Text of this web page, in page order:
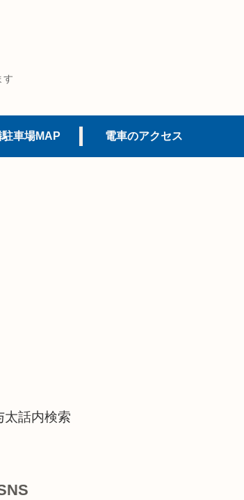
す
車場MAP 電車のアクセス
太話内検索